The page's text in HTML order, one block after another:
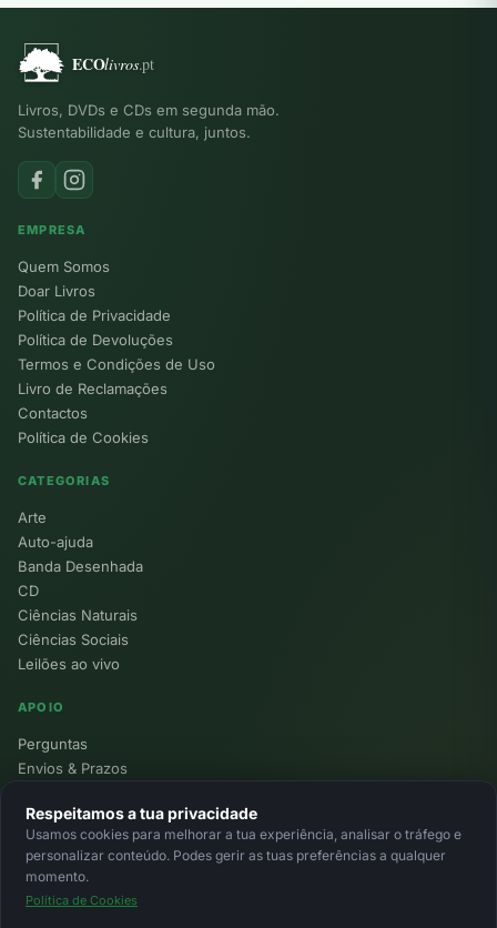
Livros, DVDs e CDs em segunda mão.
Sustentabilidade e cultura, juntos.
EMPRESA
Quem Somos
Doar Livros
Política de Privacidade
Política de Devoluções
Termos e Condições de Uso
Livro de Reclamações
Contactos
Política de Cookies
CATEGORIAS
Arte
Auto-ajuda
Banda Desenhada
CD
Ciências Naturais
Ciências Sociais
Leilões ao vivo
APOIO
Perguntas
Envios & Prazos
Devoluções
Minha Conta
© 2026 Ecolivros. Todos os direitos reservados.
Respeitamos a tua privacidade
Usamos cookies para melhorar a tua experiência, analisar o tráfego e
personalizar conteúdo. Podes gerir as tuas preferências a qualquer
momento.
Política de Cookies